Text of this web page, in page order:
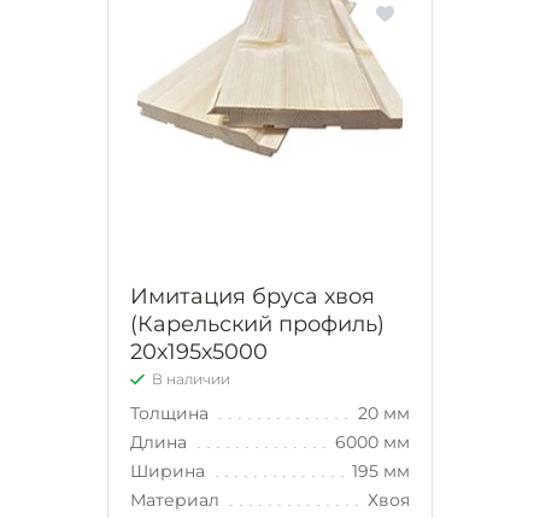
Имитация бруса хвоя
(Карельский профиль)
20х195х5000
В наличии
Толщина
20 мм
Длина
6000 мм
Ширина
195 мм
Материал
Хвоя